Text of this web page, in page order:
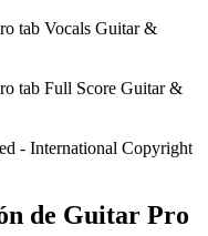
- International Copyright
de Guitar Pro